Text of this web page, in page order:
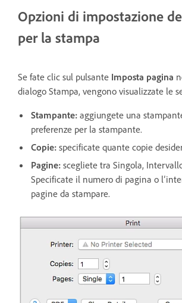
Opzioni di impostazione
per la stampa
Se fate clic sul pulsante Imposta pagina
dialogo Stampa, vengono visualizzate le
Stampante: aggiungete una
preferenze per la stampante.
Copie: specificate quante copie
Pagine: scegliete tra Singola,
Specificate il numero di pagina o
pagine da stampare.